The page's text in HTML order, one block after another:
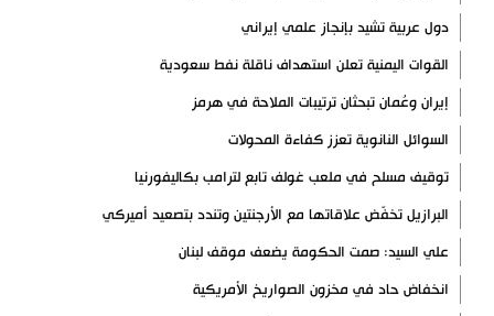
دول عربية تشيد بإنجاز علمي إيراني
القوات اليمنية تعلن استهداف ناقلة نفط سعودية
إيران وعُمان تبحثان ترتيبات الملاحة في هرمز
السوائل النانوية تعزز كفاءة المحولات
توقيف مسلح في ملعب غولف تابع لترامب بكاليفورنيا
البرازيل تخفّض علاقاتها مع الأرجنتين وتندد بتصعيد أميركي
علي السيد: صمت الحكومة يضعف موقف لبنان
انخفاض حاد في مخزون الصواريخ الأمريكية